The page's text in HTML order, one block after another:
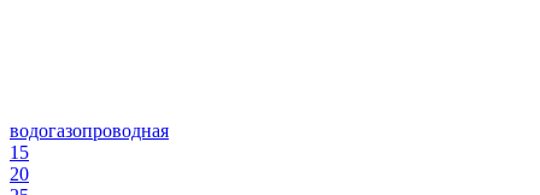
водогазопроводная
15
20